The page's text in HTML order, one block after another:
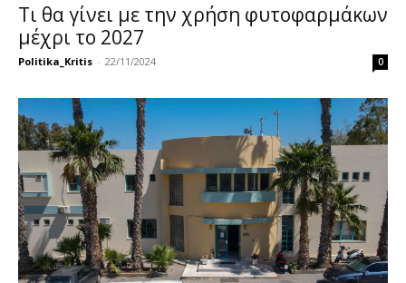
Τι θα γίνει με την χρήση φυτοφαρμάκων
μέχρι το 2027
Politika_Kritis - 22/11/2024 0